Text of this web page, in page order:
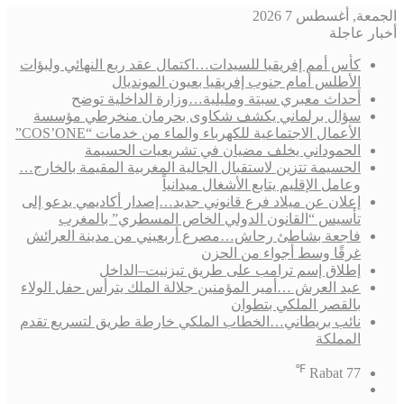
الجمعة, أغسطس 7 2026
أخبار عاجلة
كأس أمم إفريقيا للسيدات…اكتمال عقد ربع النهائي ولبؤات
الأطلس أمام جنوب إفريقيا بعيون المونديال
أحداث معبري سبتة ومليلية…وزارة الداخلية توضح
سؤال برلماني يكشف شكاوى بحرمان منخرطي مؤسسة
الأعمال الاجتماعية للكهرباء والماء من خدمات “COS’ONE”
الحموداني يخلف مضيان في تشريعيات الحسيمة
الحسيمة تتزين لاستقبال الجالية المغربية المقيمة بالخارج…
وعامل الإقليم يتابع الأشغال ميدانياً
إعلان عن ميلاد فرع قانوني جديد…إصدار أكاديمي يدعو إلى
تأسيس “القانون الدولي الخاص المسطري” بالمغرب
فاجعة بشاطئ رحاش…مصرع أربعيني من مدينة العرائش
غرقًا وسط أجواء من الحزن
إطلاق إسم ترامب على طريق تيزنيت–الداخل
عيد العرش …أمير المؤمنين جلالة الملك يترأس حفل الولاء
بالقصر الملكي بتطوان
نائب بريطاني…الخطاب الملكي خارطة طريق لتسريع تقدم
المملكة
Rabat 77
℉